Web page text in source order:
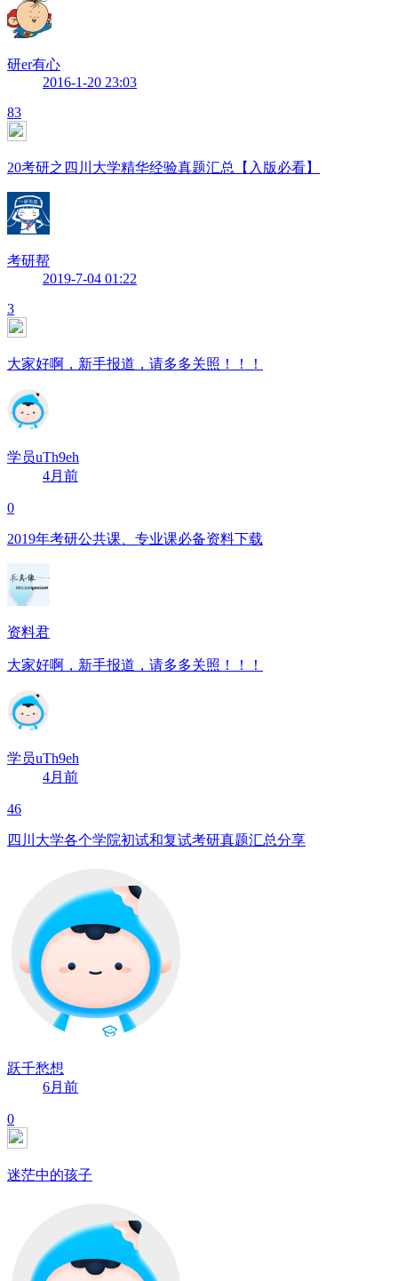
研er有心
2016-1-20 23:03
83
20考研之四川大学精华经验真题汇总【入版必看】
考研帮
2019-7-04 01:22
3
大家好啊，新手报道，请多多关照！！！
学员uTh9eh
4月前
0
2019年考研公共课、专业课必备资料下载
资料君
大家好啊，新手报道，请多多关照！！！
学员uTh9eh
4月前
46
四川大学各个学院初试和复试考研真题汇总分享
跃千愁想
6月前
0
迷茫中的孩子